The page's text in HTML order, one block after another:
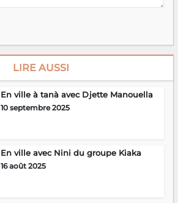
LIRE AUSSI
En ville à tanà avec Djette Manouella
10 septembre 2025
En ville avec Nini du groupe Kiaka
16 août 2025